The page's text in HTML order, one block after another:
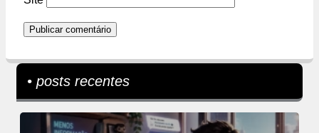
• posts recentes